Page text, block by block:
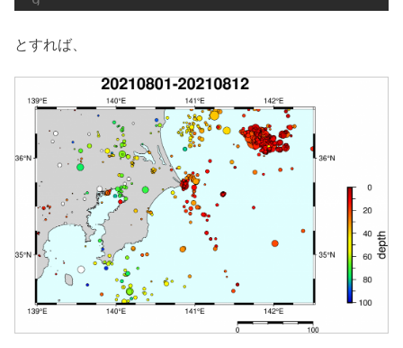
とすれば、